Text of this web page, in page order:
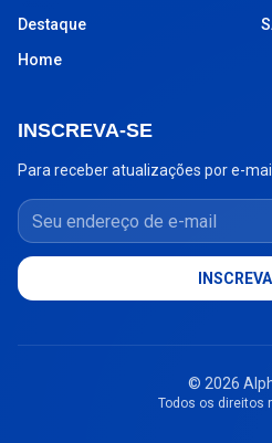
Destaque
Home
INSCREVA-SE
Para receber atualizações por e-
Seu endereço de e-mail
© 2026
Todos os direitos